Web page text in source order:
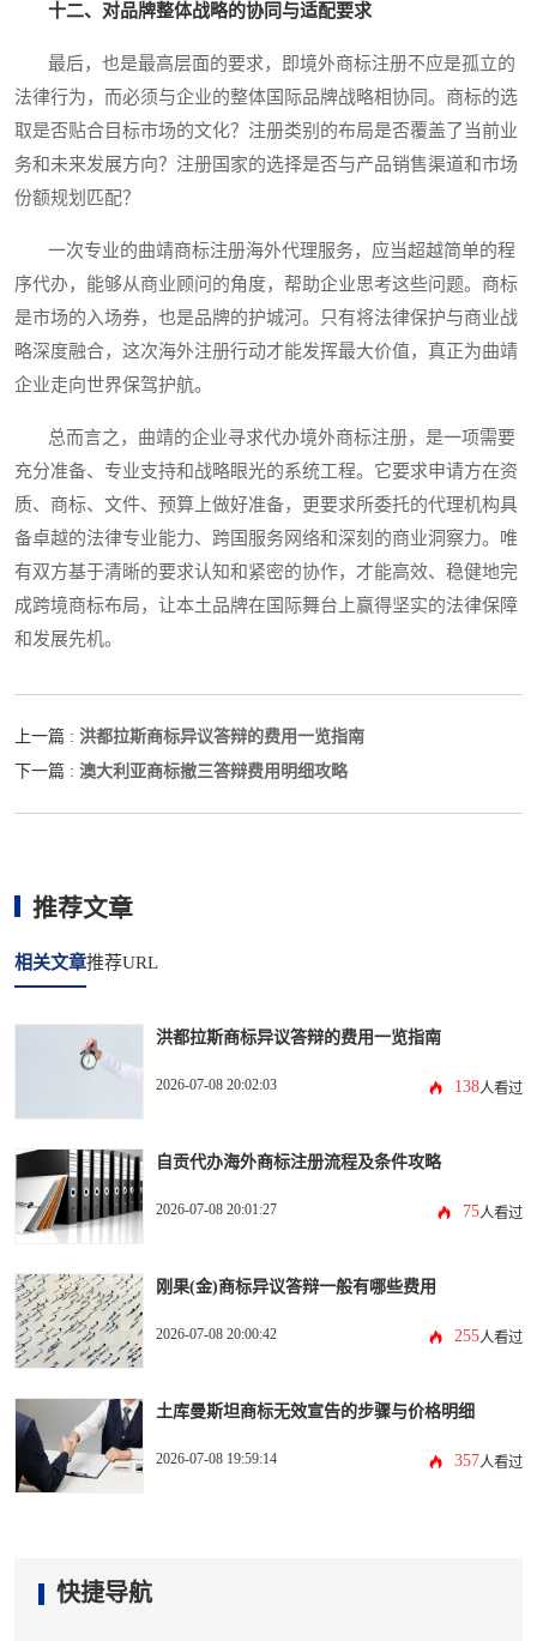
十二、对品牌整体战略的协同与适配要求
最后，也是最高层面的要求，即境外商标注册不应是孤立的
法律行为，而必须与企业的整体国际品牌战略相协同。商标的选
取是否贴合目标市场的文化？注册类别的布局是否覆盖了当前业
务和未来发展方向？注册国家的选择是否与产品销售渠道和市场
份额规划匹配？
一次专业的曲靖商标注册海外代理服务，应当超越简单的程
序代办，能够从商业顾问的角度，帮助企业思考这些问题。商标
是市场的入场券，也是品牌的护城河。只有将法律保护与商业战
略深度融合，这次海外注册行动才能发挥最大价值，真正为曲靖
企业走向世界保驾护航。
总而言之，曲靖的企业寻求代办境外商标注册，是一项需要
充分准备、专业支持和战略眼光的系统工程。它要求申请方在资
质、商标、文件、预算上做好准备，更要求所委托的代理机构具
备卓越的法律专业能力、跨国服务网络和深刻的商业洞察力。唯
有双方基于清晰的要求认知和紧密的协作，才能高效、稳健地完
成跨境商标布局，让本土品牌在国际舞台上赢得坚实的法律保障
和发展先机。
上一篇 : 洪都拉斯商标异议答辩的费用一览指南
下一篇 : 澳大利亚商标撤三答辩费用明细攻略
推荐文章
相关文章推荐URL
洪都拉斯商标异议答辩的费用一览指南
2026-07-08 20:02:03 138人看过
自贡代办海外商标注册流程及条件攻略
2026-07-08 20:01:27 75人看过
刚果(金)商标异议答辩一般有哪些费用
2026-07-08 20:00:42 255人看过
土库曼斯坦商标无效宣告的步骤与价格明细
2026-07-08 19:59:14 357人看过
快捷导航